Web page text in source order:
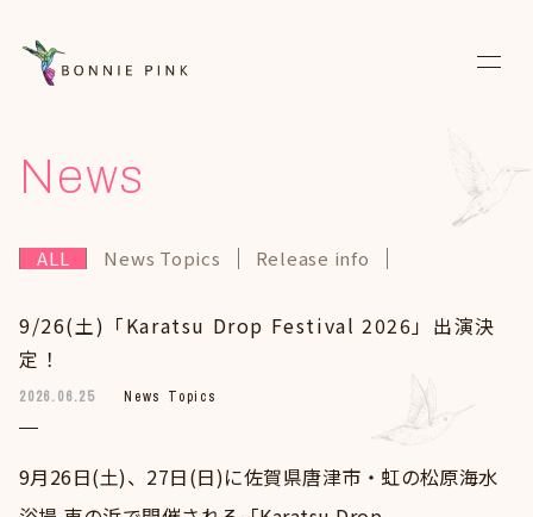
News
Live
Discography
Biography
Fanclub
News
ALL News Topics Release info
9/26(土)「Karatsu Drop Festival 2026」出演決
定！
2026.06.25 News Topics
9⽉26⽇(⼟)、27⽇(⽇)に佐賀県唐津市・虹の松原海⽔